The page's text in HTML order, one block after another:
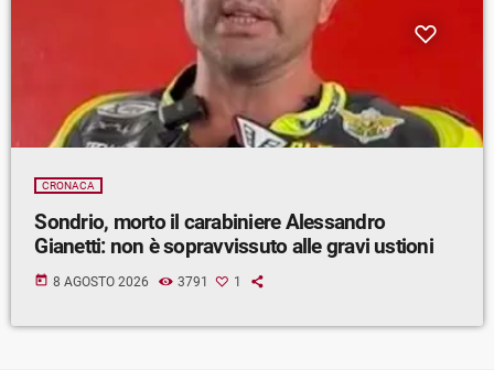
CRONACA
Sondrio, morto il carabiniere Alessandro
Gianetti: non è sopravvissuto alle gravi ustioni
today 8 AGOSTO 2026 3791 1